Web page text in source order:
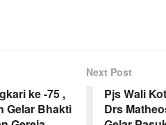
ke -75 ,
Gelar Bhakti
Next Post
Pjs Wali
Drs